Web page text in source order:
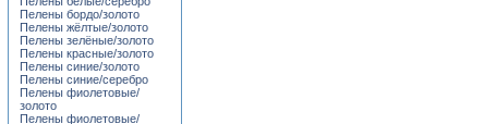
Пелены бордо/золото
Пелены жёлтые/золото
Пелены зелёные/золото
Пелены красные/золото
Пелены синие/золото
Пелены синие/серебро
Пелены фиолетовые/
золото
Пелены фиолетовые/